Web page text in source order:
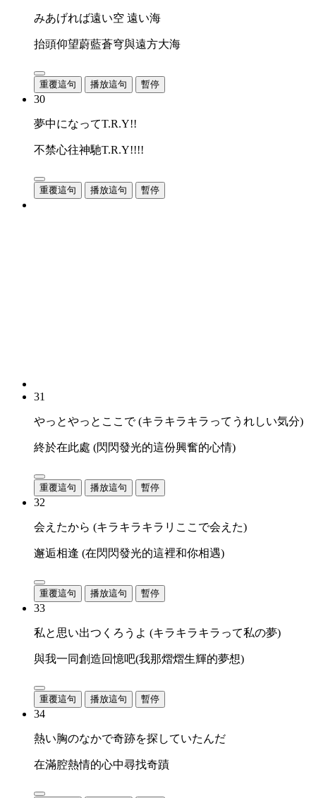
みあげれば遠い空 遠い海
抬頭仰望蔚藍蒼穹與遠方大海
重覆這句 播放這句 暫停
30
夢中になってT.R.Y!!
不禁心往神馳T.R.Y!!!!
重覆這句 播放這句 暫停
31
やっとやっとここで (キラキラキラってうれしい気分)
終於在此處 (閃閃發光的這份興奮的心情)
重覆這句 播放這句 暫停
32
会えたから (キラキラキラリここで会えた)
邂逅相逢 (在閃閃發光的這裡和你相遇)
重覆這句 播放這句 暫停
33
私と思い出つくろうよ (キラキラキラって私の夢)
與我一同創造回憶吧(我那熠熠生輝的夢想)
重覆這句 播放這句 暫停
34
熱い胸のなかで奇跡を探していたんだ
在滿腔熱情的心中尋找奇蹟